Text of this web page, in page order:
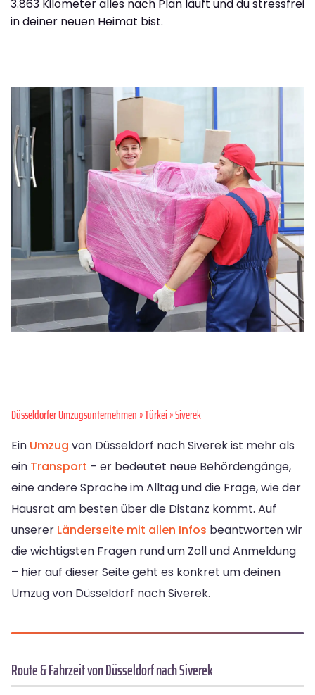
3.863 Kilometer alles nach Plan läuft und du stressfrei
in deiner neuen Heimat bist.
Düsseldorfer Umzugsunternehmen»Türkei» Siverek
Ein Umzug von Düsseldorf nach Siverek ist mehr als
ein Transport – er bedeutet neue Behördengänge,
eine andere Sprache im Alltag und die Frage, wie der
Hausrat am besten über die Distanz kommt. Auf
unserer Länderseite mit allen Infos beantworten wir
die wichtigsten Fragen rund um Zoll und Anmeldung
– hier auf dieser Seite geht es konkret um deinen
Umzug von Düsseldorf nach Siverek.
Route & Fahrzeit von Düsseldorf nach Siverek